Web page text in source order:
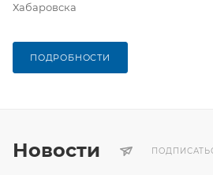
Хабаровска
ПОДРОБНОСТИ
Новости